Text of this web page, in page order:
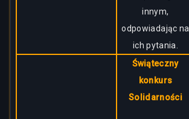
innym,
odpowiadając na
ich pytania.
Świąteczny
konkurs
Solidarności